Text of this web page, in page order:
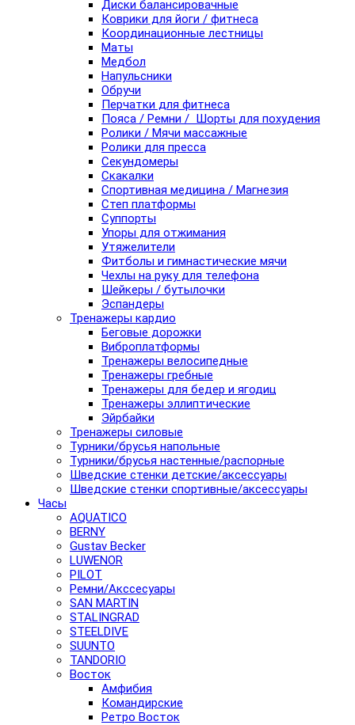
Диски балансировачные
Коврики для йоги / фитнеса
Координационные лестницы
Маты
Медбол
Напульсники
Обручи
Перчатки для фитнеса
Пояса / Ремни / Шорты для похудения
Ролики / Мячи массажные
Ролики для пресса
Секундомеры
Скакалки
Спортивная медицина / Магнезия
Степ платформы
Суппорты
Упоры для отжимания
Утяжелители
Фитболы и гимнастические мячи
Чехлы на руку для телефона
Шейкеры / бутылочки
Эспандеры
Тренажеры кардио
Беговые дорожки
Виброплатформы
Тренажеры велосипедные
Тренажеры гребные
Тренажеры для бедер и ягодиц
Тренажеры эллиптические
Эйрбайки
Тренажеры силовые
Турники/брусья напольные
Турники/брусья настенные/распорные
Шведские стенки детские/аксессуары
Шведские стенки спортивные/аксессуары
Часы
AQUATICO
BERNY
Gustav Becker
LUWENOR
PILOT
Pемни/Акссесуары
SAN MARTIN
STALINGRAD
STEELDIVE
SUUNTO
TANDORIO
Восток
Амфибия
Командирские
Ретро Восток